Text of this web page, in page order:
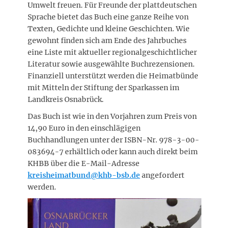
Umwelt freuen. Für Freunde der plattdeutschen
Sprache bietet das Buch eine ganze Reihe von
Texten, Gedichte und kleine Geschichten. Wie
gewohnt finden sich am Ende des Jahrbuches
eine Liste mit aktueller regionalgeschichtlicher
Literatur sowie ausgewählte Buchrezensionen.
Finanziell unterstützt werden die Heimatbünde
mit Mitteln der Stiftung der Sparkassen im
Landkreis Osnabrück.
Das Buch ist wie in den Vorjahren zum Preis von
14,90 Euro in den einschlägigen
Buchhandlungen unter der ISBN-Nr. 978-3-00-
083694-7 erhältlich oder kann auch direkt beim
KHBB über die E-Mail-Adresse
kreisheimatbund@khb-bsb.deangefordert
werden.